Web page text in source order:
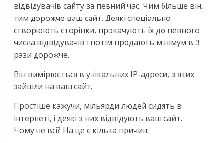
відвідувачів сайту за певний час. Чим більше він,
тим дорожче ваш сайт. Деякі спеціально
створюють сторінки, прокачують їх до певного
числа відвідувачів і потім продають мінімум в 3
рази дорожче.
Він вимірюється в унікальних IP-адреси, з яких
зайшли на ваш сайт.
Простіше кажучи, мільярди людей сидять в
інтернеті, і деякі з них відвідують ваш сайт.
Чому не всі? На це є кілька причин: